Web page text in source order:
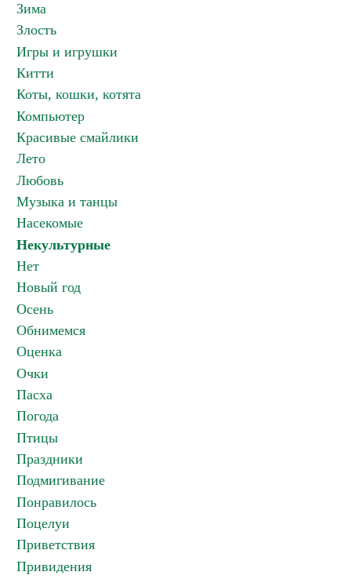
Зима
Злость
Игры и игрушки
Китти
Коты, кошки, котята
Компьютер
Красивые смайлики
Лето
Любовь
Музыка и танцы
Насекомые
Некультурные
Нет
Новый год
Осень
Обнимемся
Оценка
Очки
Пасха
Погода
Птицы
Праздники
Подмигивание
Понравилось
Поцелуи
Приветствия
Привидения